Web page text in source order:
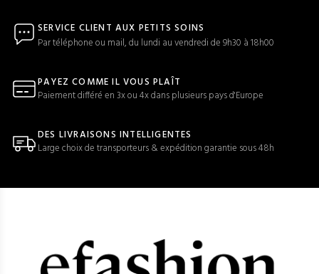
SERVICE CLIENT AUX PETITS SOINS
Par téléphone ou mail, du lundi au vendredi de 9h30 à 18h00
PAYEZ COMME IL VOUS PLAÎT
Paiement différé en 3x ou 4x dans plusieurs pays d'Europe
DES LIVRAISONS INTELLIGENTES
Large choix de transporteurs & expédition garantie sous 48h